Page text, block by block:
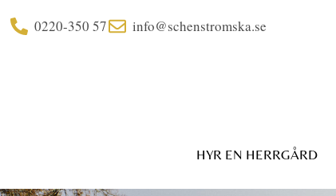
0220-350 57 info@schenstromska.se
HYR EN HERRGÅRD